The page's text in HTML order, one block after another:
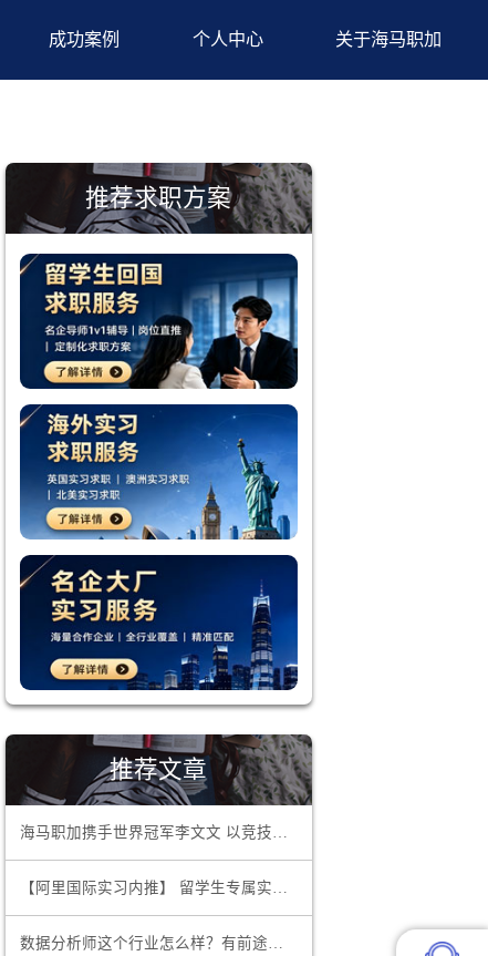
背景提升 成功案例 个人中心
届留学
中国经
资源。
推荐求职方案
推荐文章
海马职加携手世界冠军李文文 以竞技精神领航职场超越